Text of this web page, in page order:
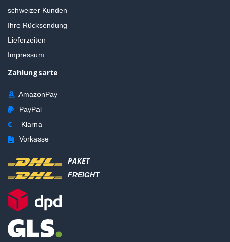
schweizer Kunden
Ihre Rücksendung
Lieferzeiten
Impressum
Zahlungsarte
AmazonPay
PayPal
Klarna
Vorkasse
PAKET
FREIGHT